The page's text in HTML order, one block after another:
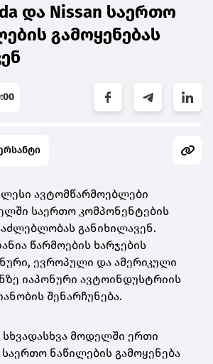
და Nissan საერთო
გამოყენებას
ავტომწარმოებლები
საერთო კომპონენტების
განიხილავენ.
წარმოების ხარჯების
ევროპული და ამერიკული
იაპონური ავტოინდუსტრიის
შენარჩუნება.
მოდელში ერთი
ნაწილების გამოყენება